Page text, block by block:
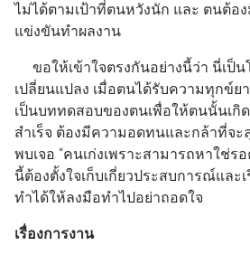
ไม่ได้ตามเป้าที่ตนหวังนัก และ ตนต้อ
แข่งขันทำผลงาน
ขอให้เข้าใจตรงกันอย่างนี้ว่า นี่เป็น
เปลี่ยนแปลง เมื่อตนได้รับความทุกข์
เป็นบททดสอบของตนเพื่อให้ตนนั้นเกิ
สำเร็จ ต้องมีความอดทนและกล้าที่จ
พบเจอ “คนเก่งเพราะสามารถหาใช่ร
นี้ต้องตั้งใจเก็บเกี่ยวประสบการณ์และ
ทำได้ให้ลงมือทำไปอย่าถอดใจ
เรื่องการงาน